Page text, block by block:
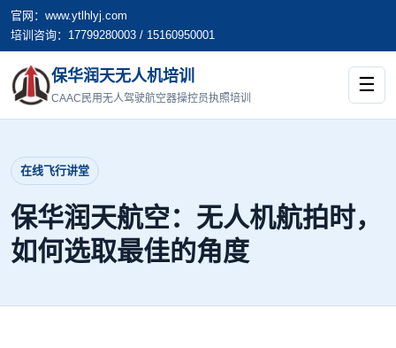
官网：www.ytlhlyj.com
培训咨询：17799280003 / 15160950001
保华润天无人机培训
CAAC民用无人驾驶航空器操控员执照培训
☰
在线飞行讲堂
保华润天航空：无人机航拍时，
如何选取最佳的角度